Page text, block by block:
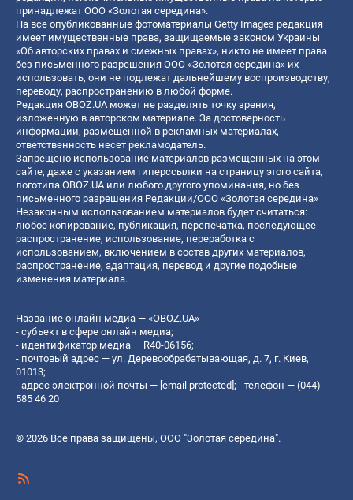
принадлежат ООО «Золотая середина».
На все опубликованные фотоматериалы Getty Images редакция
имеет имущественные права, защищаемые законом Украины
«Об авторских правах и смежных правах», никто не имеет права
без письменного разрешения ООО «Золотая середина» их
использовать, они не подлежат дальнейшему воспроизводству,
переводу, распространению в любой форме.
Редакция OBOZ.UA может не разделять точку зрения,
изложенную в авторском материале. За достоверность
информации, размещенной в рекламных материалах,
ответственность несет рекламодатель.
Запрещено использование материалов размещенных на этом
сайте, даже с указанием гиперссылки на страницу этого сайта,
логотипа OBOZ.UA или любого другого упоминания, но без
письменного разрешения Редакции/ООО «Золотая середина»
Незаконным использованием материалов будет считаться:
любое копирование, публикация, перепечатка, последующее
распространение, использование, переработка с
использованием, включением в состав других материалов,
распространение, адаптация, перевод и другие подобные
изменения материала.
Название онлайн медиа — «OBOZ.UA»
- субъект в сфере онлайн медиа;
- идентификатор медиа — R40-06156;
- почтовый адрес — ул. Деревообрабатывающая, д. 7, г. Киев,
01013;
- адрес электронной почты — [email protected] ; - телефон — (044)
585 46 20
© 2026 Все права защищены, ООО "Золотая середина".